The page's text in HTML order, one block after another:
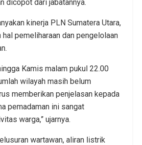
dicopot dari jabatannya.
kinerja PLN Sumatera Utara,
pemeliharaan dan pengelolaan
Kamis malam pukul 22.00
wilayah masih belum
memberikan penjelasan kepada
pemadaman ini sangat
warga,” ujarnya.
wartawan, aliran listrik